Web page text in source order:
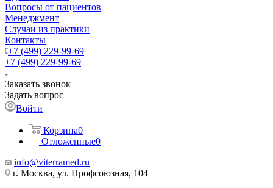
Вопросы от пациентов
Менеджмент
Случаи из практики
Контакты
+7 (499) 229-99-69
+7 (499) 229-99-69
Заказать звонок
Задать вопрос
Войти
Корзина0
Отложенные0
info@viterramed.ru
г. Москва, ул. Профсоюзная, 104